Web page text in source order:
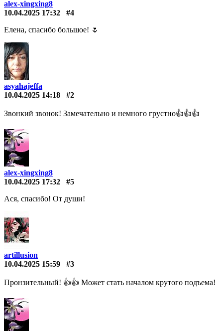
alex-xingxing8
10.04.2025 17:32
#4
Елена, спасибо большое! 🌷
asyahajeffa
10.04.2025 14:18
#2
Звонкий звонок! Замечательно и немного грустно👍👍👍
alex-xingxing8
10.04.2025 17:32
#5
Ася, спасибо! От души!
artillusion
10.04.2025 15:59
#3
Пронзительный! 👍👍 Может стать началом крутого подъема!